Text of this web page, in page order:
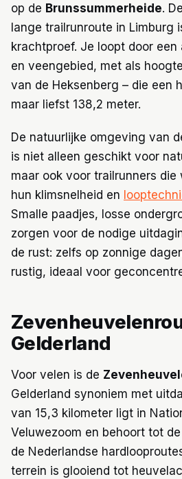
op de Brunssummerheide.
lange trailrunroute in Limburg
krachtproef. Je loopt door
en veengebied, met als
van de Heksenberg – die een
maar liefst 138,2 meter.
De natuurlijke omgeving van
is niet alleen geschikt voor
maar ook voor trailrunners die
hun klimsnelheid en
Smalle paadjes, losse
zorgen voor de nodige
de rust: zelfs op zonnige
rustig, ideaal voor
Gelderland
Voor velen is de
Gelderland synoniem met
van 15,3 kilometer ligt in
Veluwezoom en behoort tot
de Nederlandse
terrein is glooiend tot